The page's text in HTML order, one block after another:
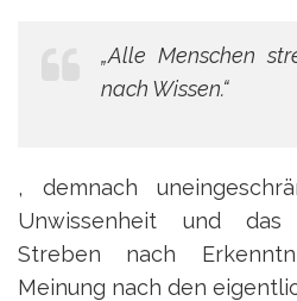
„Alle Menschen
nach Wissen.“
, demnach
Unwissenheit und das
Streben nach
Meinung nach den